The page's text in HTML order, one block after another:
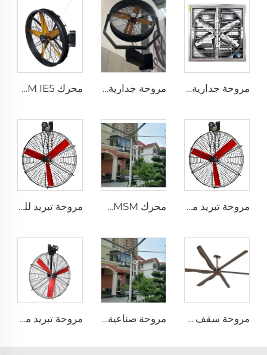
مروحة جدارية صناعية مقاس 1530 مم للحظائر المغلفة بالزنك والمصنوعة من الفولاذ المقاوم للصدأ مروحة جدارية رذاذ ماء شائعة البيع مع التحكم عن بعد، قطر 35 بوصة، مروحة تبريد رذاذ متذبذبة محرك PMSM IE5 عالي الجودة قطر 47 بوصة لمروحة صناعية كبيرة للمصانع والمطاعم والفنادق بجهد 220 فولت
مروحة تبريد مباشرة من المصنع، شفرات من النيلون، محرك 380 فولت، مناسبة لاستخدامها في مستودعات الألبان، مثبتة على الجدران لتبريد مزارع الأبقار محرك PMSM داخلي وخارجي بطول 10 أقدام و24 قدمًا، درجة حماية IP66، مروحة كمية كبيرة من الهواء بسرعة منخفضة مروحة تبريد للمزارع الداجنة ومروحة تهوية
مروحة سقف تجارية فاخرة عالية الكمية ومنخفضة السرعة HVLS مصنوعة من سبيكة الألمنيوم لمطاعم وفنادق، جهد 380V مروحة صناعية حلزونية HVLS قطرها 16 قدم و24 قدم بمحرك PMSM ذو تدفق هواء عالي الجهد 220 فولت، نوع مروحة العمود الرأسية الحرة مروحة تبريد مباشرة من المصنع، شفرات من النيلون، مناسبة لاستخدامها في مستودعات الألبان ومزارع الأبقار، مروحة صناعية للتهوية